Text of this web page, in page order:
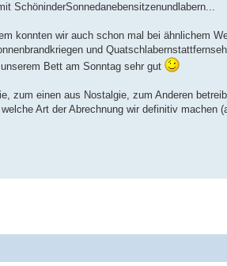
SchöninderSonnedanebensitzenundlabern...
konnten wir auch schon mal bei ähnlichem
und
Bett am Sonntag sehr gut
zum einen aus Nostalgie, zum Anderen
Art der Abrechnung wir definitiv machen